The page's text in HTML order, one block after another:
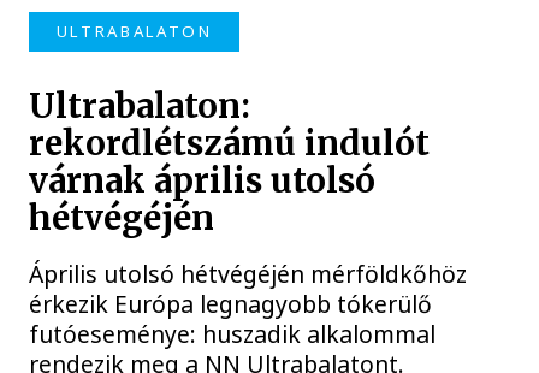
ULTRABALATON
Ultrabalaton:
rekordlétszámú indulót
várnak április utolsó
hétvégéjén
Április utolsó hétvégéjén mérföldkőhöz
érkezik Európa legnagyobb tókerülő
futóeseménye: huszadik alkalommal
rendezik meg a NN Ultrabalatont.